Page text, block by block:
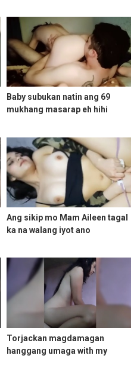
Baby subukan natin ang 69
mukhang masarap eh hihi
Ang sikip mo Mam Aileen tagal
ka na walang iyot ano
Torjackan magdamagan
hanggang umaga with my